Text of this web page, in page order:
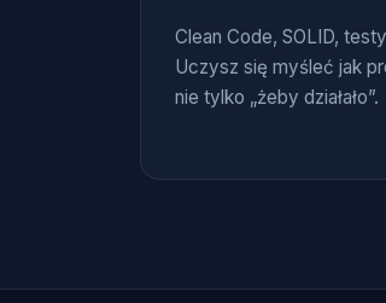
Clean Code, SOLID,
Uczysz się myśleć jak
nie tylko „żeby działało”.